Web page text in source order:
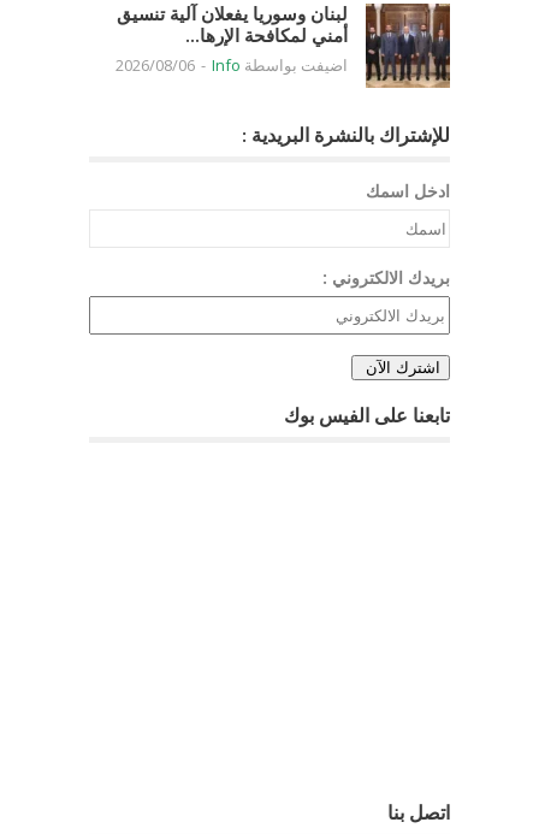
لبنان وسوريا يفعلان آلية تنسيق
أمني لمكافحة الإرها...
اضيفت بواسطة Info
-
2026/08/06
للإشتراك بالنشرة البريدية :
ادخل اسمك
بريدك الالكتروني :
تابعنا على الفيس بوك
اتصل بنا